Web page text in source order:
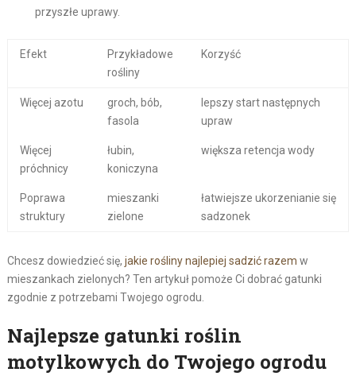
przyszłe uprawy.
Efekt
Przykładowe
rośliny
Korzyść
Więcej azotu
groch, bób,
fasola
lepszy start następnych
upraw
Więcej
próchnicy
łubin,
koniczyna
większa retencja wody
Poprawa
struktury
mieszanki
zielone
łatwiejsze ukorzenianie się
sadzonek
Chcesz dowiedzieć się, jakie rośliny najlepiej sadzić razem w
mieszankach zielonych? Ten artykuł pomoże Ci dobrać gatunki
zgodnie z potrzebami Twojego ogrodu.
Najlepsze gatunki roślin
motylkowych do Twojego ogrodu